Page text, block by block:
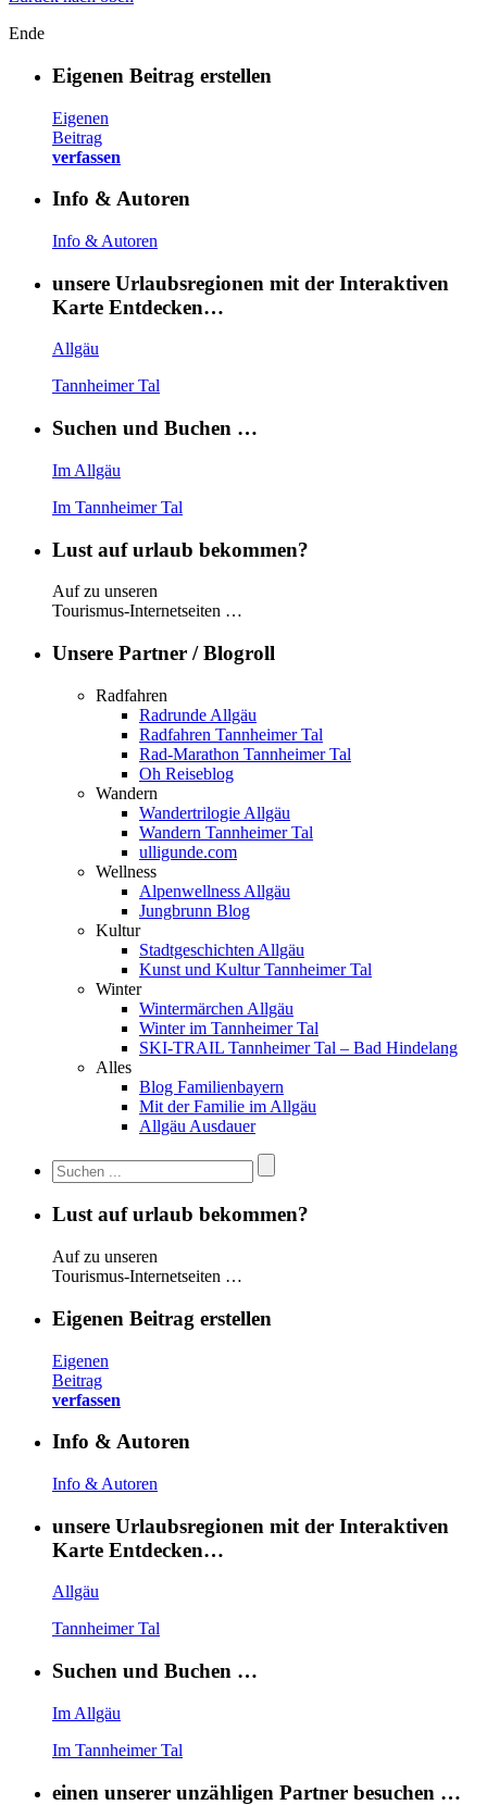
Ende
Eigenen Beitrag erstellen
Eigenen
Beitrag
verfassen
Info & Autoren
Info & Autoren
unsere Urlaubsregionen mit der Interaktiven
Karte Entdecken…
Allgäu
Tannheimer Tal
Suchen und Buchen …
Im Allgäu
Im Tannheimer Tal
Lust auf urlaub bekommen?
Auf zu unseren
Tourismus-Internetseiten …
Unsere Partner / Blogroll
Radfahren
Radrunde Allgäu
Radfahren Tannheimer Tal
Rad-Marathon Tannheimer Tal
Oh Reiseblog
Wandern
Wandertrilogie Allgäu
Wandern Tannheimer Tal
ulligunde.com
Wellness
Alpenwellness Allgäu
Jungbrunn Blog
Kultur
Stadtgeschichten Allgäu
Kunst und Kultur Tannheimer Tal
Winter
Wintermärchen Allgäu
Winter im Tannheimer Tal
SKI-TRAIL Tannheimer Tal – Bad Hindelang
Alles
Blog Familienbayern
Mit der Familie im Allgäu
Allgäu Ausdauer
Lust auf urlaub bekommen?
Auf zu unseren
Tourismus-Internetseiten …
Eigenen Beitrag erstellen
Eigenen
Beitrag
verfassen
Info & Autoren
Info & Autoren
unsere Urlaubsregionen mit der Interaktiven
Karte Entdecken…
Allgäu
Tannheimer Tal
Suchen und Buchen …
Im Allgäu
Im Tannheimer Tal
einen unserer unzähligen Partner besuchen …